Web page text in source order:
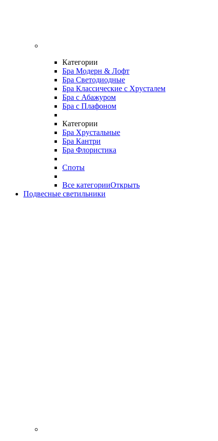
Категории
Бра Модерн & Лофт
Бра Светодиодные
Бра Классические с Хрусталем
Бра с Абажуром
Бра с Плафоном
Категории
Бра Хрустальные
Бра Кантри
Бра Флористика
Споты
Все категорииОткрыть
Подвесные светильники